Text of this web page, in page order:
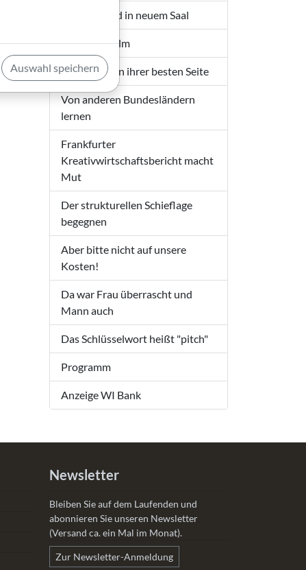
Neuer Sound in neuem Saal
Art meets Film
Die Stadt von ihrer besten Seite
Von anderen Bundesländern
lernen
Frankfurter
Kreativwirtschaftsbericht macht
Mut
Der strukturellen Schieflage
begegnen
Aber bitte nicht auf unsere
Kosten!
Da war Frau überrascht und
Mann auch
Das Schlüsselwort heißt "pitch"
Programm
Anzeige WI Bank
Newsletter
Bleiben Sie auf dem Laufenden und
abonnieren Sie unseren Newsletter
(Versand ca. ein Mal im Monat).
Zur Newsletter-Anmeldung
Auswahl speichern